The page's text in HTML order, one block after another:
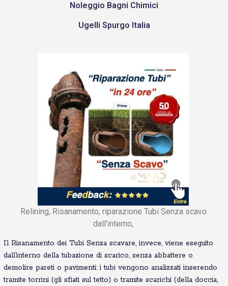
Noleggio Bagni Chimici
Ugelli Spurgo Italia
Relining, Risanamento, riparazione Tubi Senza scavo
dall'interno,
Il Risanamento dei Tubi Senza scavare, invece, viene eseguito
dall’interno della tubazione di scarico, senza abbattere o
demolire pareti o pavimenti: i tubi vengono analizzati inserendo
tramite torrini (gli sfiati sul tetto) o tramite scarichi (della doccia,